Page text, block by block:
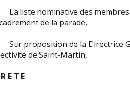
liste nominative des membres
de la parade,
proposition de la Directrice
de Saint-Martin,
E T E